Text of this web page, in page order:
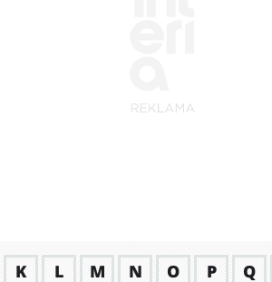
K L M N O P Q